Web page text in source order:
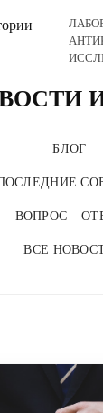
и блог
БЛОГ
ВОПРОС –
ВСЕ